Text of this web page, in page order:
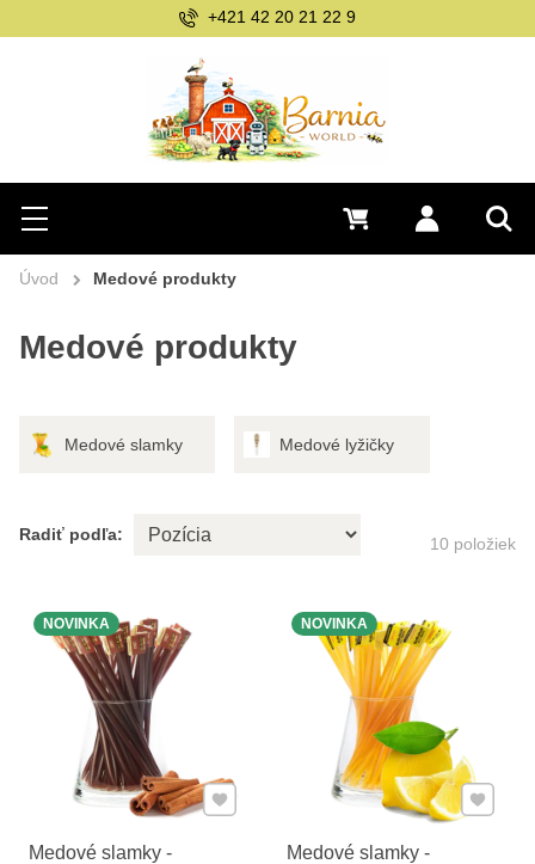
Hľadať
Menu Prihlásiť sa
0 €
info@barnia.sk
Úvod Medové produkty
Medové produkty
Medové slamky Medové lyžičky
Radiť podľa: 10 položiek
Medové slamky -
NOVINKA
Pridať k Obľúbeným
Medové slamky -
NOVINKA
Pridať